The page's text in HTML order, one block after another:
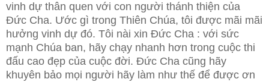
vinh dự thân quen với con người thánh thiện của
Đức Cha. Ước gì trong Thiên Chúa, tôi được mãi mãi
hưởng vinh dự đó. Tôi nài xin Đức Cha : với sức
mạnh Chúa ban, hãy chạy nhanh hơn trong cuộc thi
đấu cao đẹp của cuộc đời. Đức Cha cũng hãy
khuyên bảo mọi người hãy làm như thế để được ơn